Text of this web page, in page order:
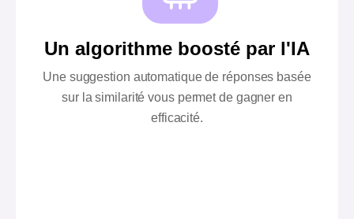
Un algorithme boosté par l'IA
Une suggestion automatique de réponses basée
sur la similarité vous permet de gagner en
efficacité.